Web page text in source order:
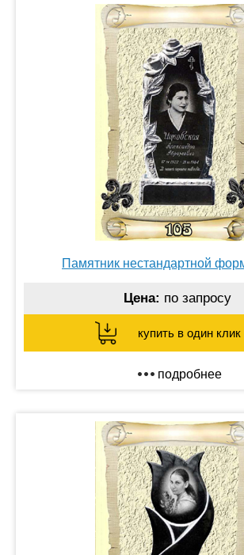
Памятник нестандартной
Цена: по запросу
купить в один клик
подробнее